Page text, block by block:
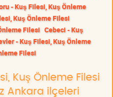
- Kuş Filesi, Kuş Önleme
Kuş Önleme Filesi
Filesi Cebeci - Kuş
- Kuş Filesi, Kuş Önleme
Filesi
Kuş Önleme Filesi
Ankara ilçeleri